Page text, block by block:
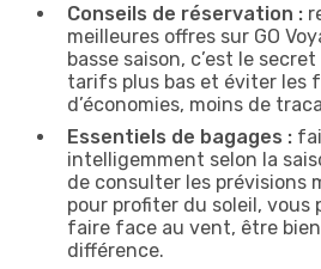
Conseils de réservation :
meilleures offres sur GO
basse saison, c’est le
tarifs plus bas et éviter les
d’économies, moins de
Essentiels de bagages :
intelligemment selon la
de consulter les prévisions
pour profiter du soleil, vous
faire face au vent, être
différence.